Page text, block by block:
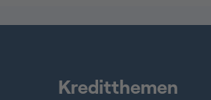
Kreditthemen